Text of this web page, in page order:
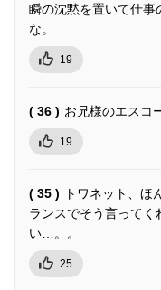
瞬の沈黙を置いて仕事
な。
19
( 36 ) お兄様のエスコ
19
( 35 )
トワネット、ほ
ランスでそう言って
い…。。
25